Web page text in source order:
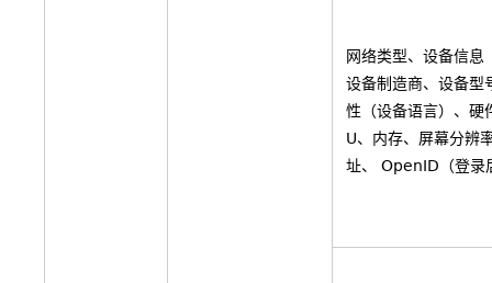
网络类型、设备信息
设备制造商、设备型
性（设备语言）、硬
U、内存、屏幕分辨
址、 OpenID（登录